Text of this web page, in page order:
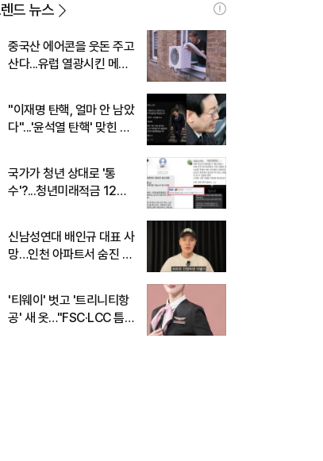
드 뉴스
중국산 에어콘을 웃돈 주고
산다...유럽 열광시킨 메이
"이재명 탄핵, 얼마 안 남았
다"...'윤석열 탄핵' 맞힌 무
국가가 청년 상대로 '통
수'?...청년미래적금 12%
신남성연대 배인규 대표 사
망…인천 아파트서 숨진 채
'티웨이' 벗고 '트리니티항
공' 새 옷…"FSC·LCC 틈